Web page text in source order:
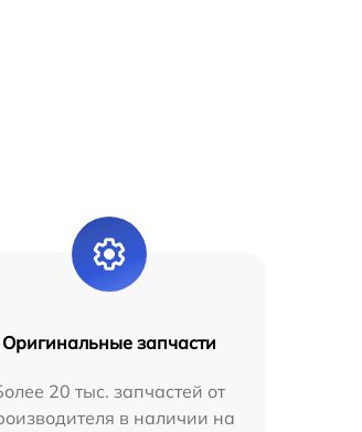
Оригинальные запчасти
20 тыс. запчастей от
в наличии на